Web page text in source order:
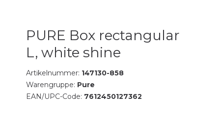
PURE Box rectangular
L, white shine
Artikelnummer: 147130-858
Warengruppe: Pure
EAN/UPC-Code: 7612450127362